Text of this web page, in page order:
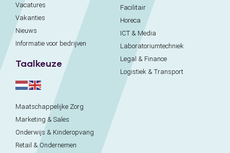
Vacatures
Vakanties
Nieuws
Informatie voor bedrijven
Taalkeuze
Facilitair
Horeca
ICT & Media
Laboratoriumtechniek
Legal & Finance
Logistiek & Transport
Maatschappelijke Zorg
Marketing & Sales
Onderwijs & Kinderopvang
Retail & Ondernemen